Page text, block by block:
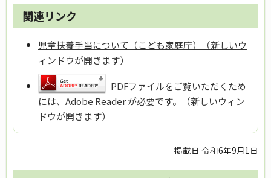
関連リンク
児童扶養手当について（こども家庭庁）（新しいウ
ィンドウが開きます）
PDFファイルをご覧いただくため
には、Adobe Reader が必要です。（新しいウィン
ドウが開きます）
掲載日 令和6年9月1日